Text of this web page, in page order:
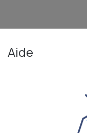
Aide